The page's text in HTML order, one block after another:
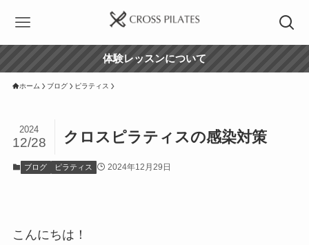
体験レッスンについて
ホーム ブログ ピラティス
クロスピラティスの感染対策
2024
12/28
ブログ ピラティス 2024年12月29日
こんにちは！